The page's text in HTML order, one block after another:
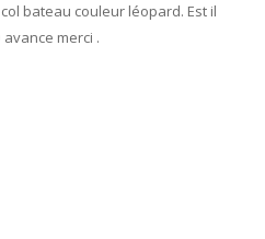
bateau couleur léopard. Est il
merci .